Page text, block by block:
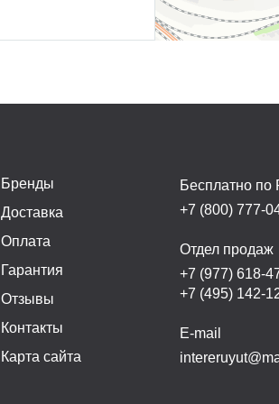
Бренды
Доставка
Оплата
Гарантия
Отзывы
Контакты
Карта сайта
Бесплатно по
+7 (800) 777-
Отдел продаж
+7 (977) 618-
+7 (495) 142-
E-mail